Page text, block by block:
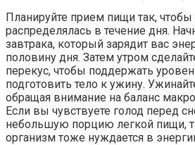
Планируйте прием пищи так,
распределялась в течение дня.
завтрака, который зарядит вас
половину дня. Затем утром
перекус, чтобы поддержать
подготовить тело к ужину.
обращая внимание на баланс
Если вы чувствуете голод перед
небольшую порцию легкой пищи,
организм тоже нуждается в